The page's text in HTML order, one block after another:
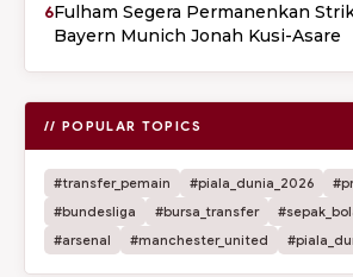
6Fulham Segera Permanenkan
Bayern Munich Jonah Kusi-Asare
// POPULAR TOPICS
#transfer_pemain #piala_dunia_2026
#bundesliga
#bursa_transfer
#arsenal
#manchester_united